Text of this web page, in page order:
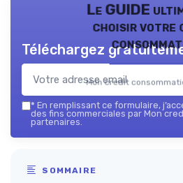
Le GUIDE
choisir votre
Mon credit
Téléchargez
* En remplissant ce formulaire,
des fins commerciales par Mon
partenaires.
SOMMAIRE